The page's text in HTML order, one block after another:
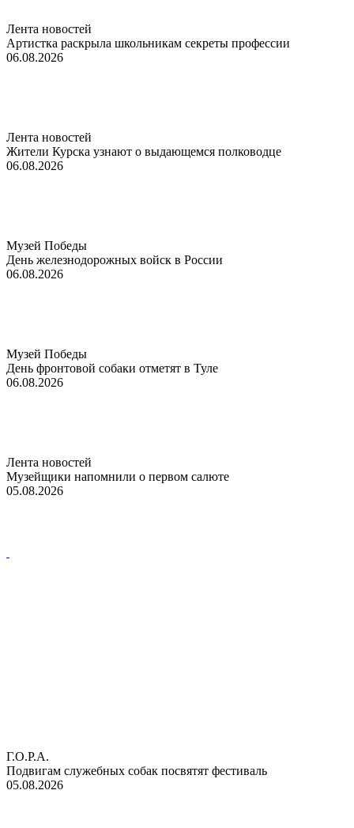
Лента новостей
Артистка раскрыла школьникам секреты профессии
06.08.2026
Лента новостей
Жители Курска узнают о выдающемся полководце
06.08.2026
Музей Победы
День железнодорожных войск в России
06.08.2026
Музей Победы
День фронтовой собаки отметят в Туле
06.08.2026
Лента новостей
Музейщики напомнили о первом салюте
05.08.2026
Г.О.Р.А.
Подвигам служебных собак посвятят фестиваль
05.08.2026